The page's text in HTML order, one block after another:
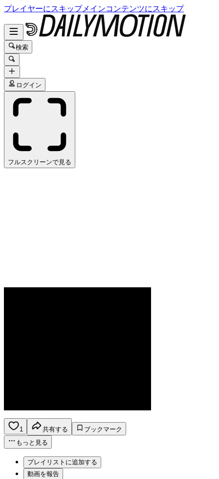
プレイヤーにスキップメインコンテンツにスキップ
検索
ログイン
フルスクリーンで見る
1 共有する
ブックマーク
もっと見る
プレイリストに追加する
動画を報告